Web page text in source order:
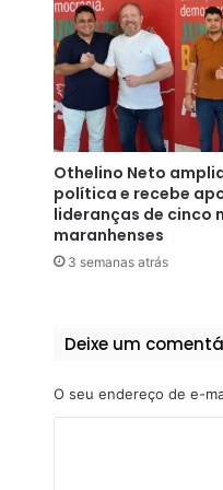
Othelino Neto
política e recebe
lideranças de cinco
maranhenses
3 semanas atrás
Deixe um
O seu endereço de e-